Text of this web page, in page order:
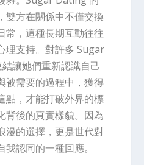
雙方在關係中不僅交換
常，這種長期互動往往
理支持。對許多 Sugar
讓她們重新認識自己
被需要的過程中，獲得
點，才能打破外界的標
背後的真實樣貌。因為
漫的選擇，更是世代對
認同的一種回應。